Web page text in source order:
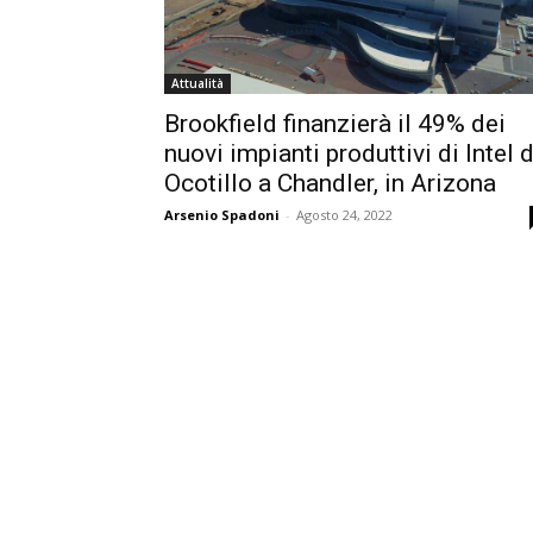
Attualità
Brookfield finanzierà il 49% dei
nuovi impianti produttivi di Intel
Ocotillo a Chandler, in Arizona
Arsenio Spadoni - Agosto 24, 2022